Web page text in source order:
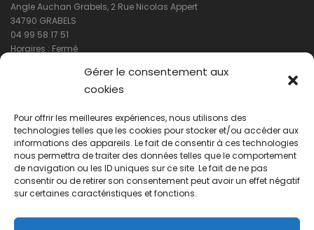
Gérer le consentement aux
cookies
Pour offrir les meilleures expériences, nous utilisons des
technologies telles que les cookies pour stocker et/ou accéder aux
informations des appareils. Le fait de consentir à ces technologies
nous permettra de traiter des données telles que le comportement
de navigation ou les ID uniques sur ce site. Le fait de ne pas
consentir ou de retirer son consentement peut avoir un effet négatif
sur certaines caractéristiques et fonctions.
Angle Auchan Grabels, 2 Rue Nicolas Appert
34790 GRABELS
04 99 58 17 51
Horaires : Fermé
Cliquez pour accepter les cookies
marketing et activer ce contenu